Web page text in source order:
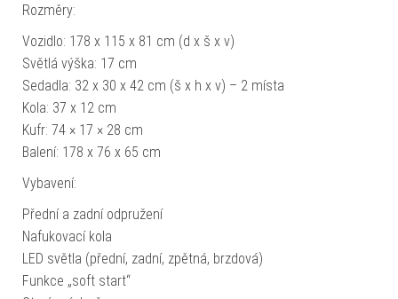
Rozměry:
Vozidlo: 178 x 115 x 81 cm (d x š x v)
Světlá výška: 17 cm
Sedadla: 32 x 30 x 42 cm (š x h x v) – 2 místa
Kola: 37 x 12 cm
Kufr: 74 × 17 × 28 cm
Balení: 178 x 76 x 65 cm
Vybavení:
Přední a zadní odpružení
Nafukovací kola
LED světla (přední, zadní, zpětná, brzdová)
Funkce „soft start“